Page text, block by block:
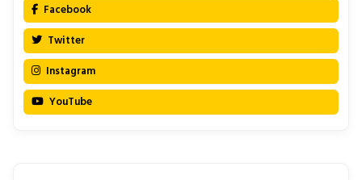
Facebook
Twitter
Instagram
YouTube